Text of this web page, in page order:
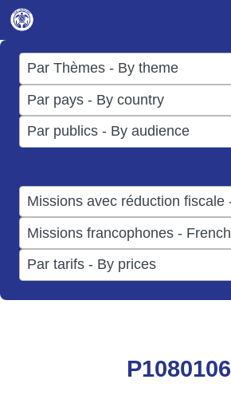
Aller
au
contenu
Par Thèmes - By theme
17
results
available
Par pays - By country
50
results
available
Par publics - By audience
results
result
available
result
available
Par tarifs - By prices
results
available
P1080106